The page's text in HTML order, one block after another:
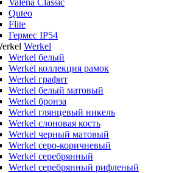
Valena Classic
Quteo
Flite
Гермес IP54
Werkel
Werkel белый
Werkel коллекция рамок
Werkel графит
Werkel белый матовый
Werkel бронза
Werkel глянцевый никель
Werkel слоновая кость
Werkel черный матовый
Werkel серо-коричневый
Werkel серебрянный
Werkel серебрянный рифленый